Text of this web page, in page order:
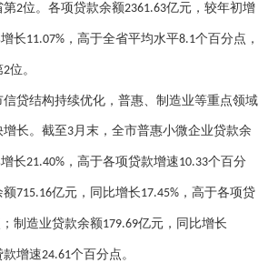
第2位。各项贷款余额2361.63亿元，较年初增
长11.07% ，高于全省平均水平8.1个百分点，
2位。
贷结构持续优化，普惠、制造业等重点领域
长。截至 3月末，全市普惠小微企业贷款余
长21.40% ，高于各项贷款增速10.33个百分
额715.16亿元，同比增长17.45% ，高于各项贷
制造业贷款余额179.69亿元，同比增长
款增速24.61个百分点。